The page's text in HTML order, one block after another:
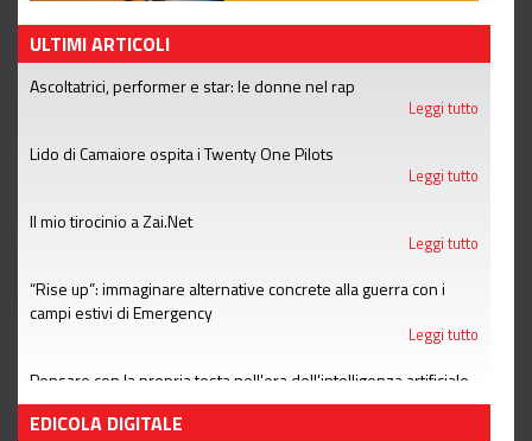
ULTIMI ARTICOLI
Ascoltatrici, performer e star: le donne nel rap
Leggi tutto
Lido di Camaiore ospita i Twenty One Pilots
Leggi tutto
Il mio tirocinio a Zai.Net
Leggi tutto
“Rise up”: immaginare alternative concrete alla guerra con i
campi estivi di Emergency
Leggi tutto
Pensare con la propria testa nell'era dell'intelligenza artificiale
Leggi tutto
EDICOLA DIGITALE